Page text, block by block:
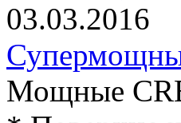
03.03.2016
Мощные